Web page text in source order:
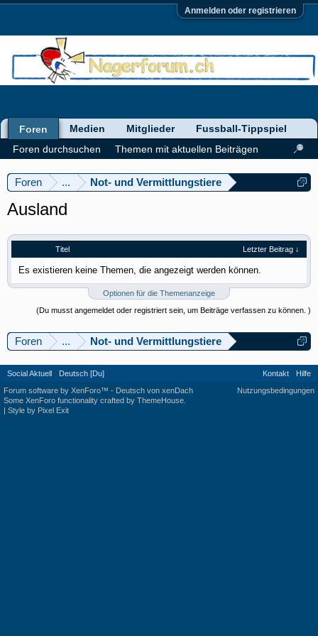
Anmelden oder registrieren
Foren ... Not- und Vermittlungstiere
Ausland
Titel Letzter Beitrag ↓
Es existieren keine Themen, die angezeigt werden können.
Optionen für die Themenanzeige
(Du musst angemeldet oder registriert sein, um Beiträge verfassen zu können. )
Foren ... Not- und Vermittlungstiere
Foren
Foren durchsuchen
Themen mit aktuellen Beiträgen
Medien Mitglieder Fussball-Tippspiel
Social Aktuell Deutsch [Du] Kontakt
Hilfe
Nutzungsbedingungen
Forum software by XenForo™ - Deutsch von xenDach
Some XenForo functionality crafted by ThemeHouse
| Style by Pixel Exit